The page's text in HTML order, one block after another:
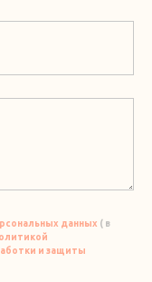
данных ( в
и защиты